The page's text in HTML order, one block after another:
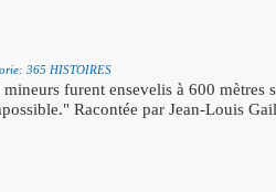
365 HISTOIRES
furent ensevelis à 600 mètres
Racontée par Jean-Louis